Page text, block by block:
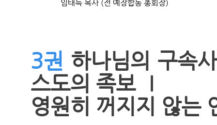
3권 하나님의 구속
스도의 족보 Ⅰ
영원히 꺼지지 않는